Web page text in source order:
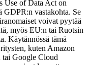
Use of Data Act on
GDPR:n vastakohta. Se
voivat pyytää
myös EU:n tai Ruotsin
Käytännössä tämä
kuten Amazon
Google Cloud